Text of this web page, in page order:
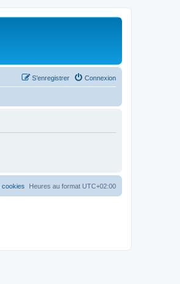
Connexion
S’enregistrer
Heures au format UTC+02:00
cookies